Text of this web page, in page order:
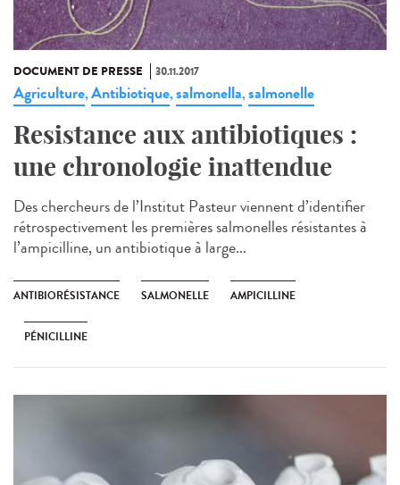
DOCUMENT DE PRESSE 30.11.2017
Agriculture,Antibiotique,salmonella,salmonelle
Resistance aux antibiotiques :
une chronologie inattendue
Des chercheurs de l’Institut Pasteur viennent d’identifier
rétrospectivement les premières salmonelles résistantes à
l’ampicilline, un antibiotique à large...
ANTIBIORÉSISTANCE SALMONELLE AMPICILLINE
PÉNICILLINE